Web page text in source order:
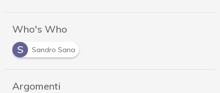
Who's Who
S
Sandro Sana
Argomenti